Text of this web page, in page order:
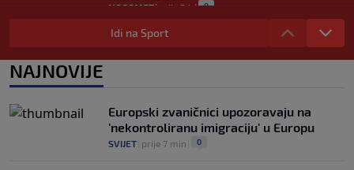
NOGOMET|prije 2 h| 0
Nova kriza potresa FIFA-u: Gianni
Infantino je sada optužen za "obmanu"
0
Juventusa već oduševljene: "Može biti
okosnica tima"
0
Idi na Sport
NAJNOVIJE
Europski zvaničnici upozoravaju na
'nekontroliranu imigraciju' u Europu
SVIJET prije 7 min 0